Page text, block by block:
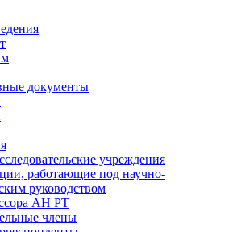
документы
учреждения
работающие под научно-
руководством
АН РТ
члены